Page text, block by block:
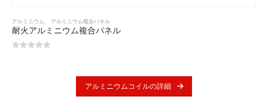
アルミニウム、 アルミニウム複合パネル
耐火アルミニウム複合パネル
アルミニウムコイルの詳細